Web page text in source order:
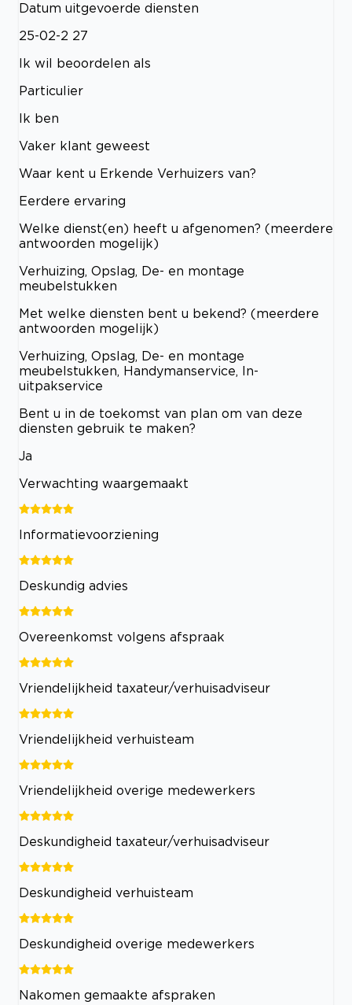
Datum uitgevoerde diensten
25-02-2 27
Ik wil beoordelen als
Particulier
Ik ben
Vaker klant geweest
Waar kent u Erkende Verhuizers van?
Eerdere ervaring
Welke dienst(en) heeft u afgenomen? (meerdere
antwoorden mogelijk)
Verhuizing, Opslag, De- en montage
meubelstukken
Met welke diensten bent u bekend? (meerdere
antwoorden mogelijk)
Verhuizing, Opslag, De- en montage
meubelstukken, Handymanservice, In-
uitpakservice
Bent u in de toekomst van plan om van deze
diensten gebruik te maken?
Ja
Verwachting waargemaakt
Informatievoorziening
Deskundig advies
Overeenkomst volgens afspraak
Vriendelijkheid taxateur/verhuisadviseur
Vriendelijkheid verhuisteam
Vriendelijkheid overige medewerkers
Deskundigheid taxateur/verhuisadviseur
Deskundigheid verhuisteam
Deskundigheid overige medewerkers
Nakomen gemaakte afspraken